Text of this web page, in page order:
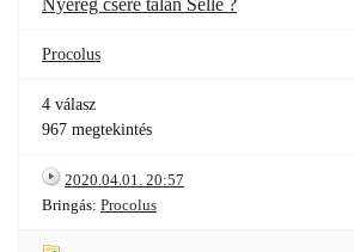
Nyereg csere talán Selle ?
Procolus
4 válasz
967 megtekintés
2020.04.01. 20:57
Bringás: Procolus